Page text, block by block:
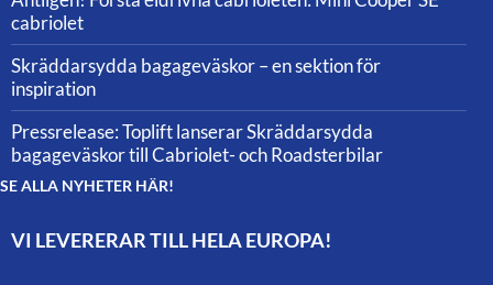
cabriolet
Skräddarsydda bagageväskor – en sektion för
inspiration
Pressrelease: Toplift lanserar Skräddarsydda
bagageväskor till Cabriolet- och Roadsterbilar
SE ALLA NYHETER HÄR!
VI LEVERERAR TILL HELA EUROPA!